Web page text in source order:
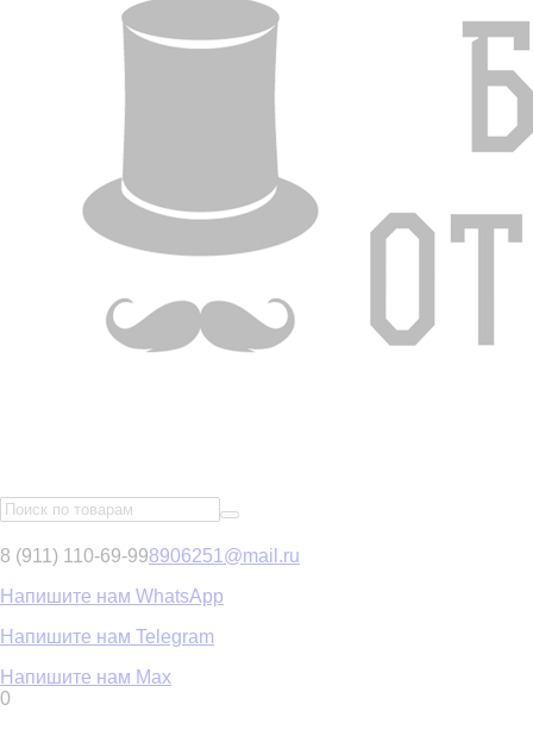
8 (911) 110-69-998906251@mail.ru
Напишите нам WhatsApp
Напишите нам Telegram
Напишите нам Max
0